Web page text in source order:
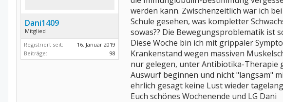
Dani1409
Mitglied
Registriert seit:
16. Januar 2019
Beiträge:
98
werden kann. Zwischenzeitlich war ich
Schule gesehen, was kompletter
sowas?? Die Bewegungsproblematik ist
Diese Woche bin ich mit grippaler
Krankenstand wegen massiven
nur gelegen, unter Antibiotika-Therapie
Auswurf beginnen und nicht "langsam"
ehrlich gesagt keine Lust wieder
Euch schönes Wochenende und LG Dani